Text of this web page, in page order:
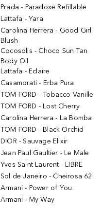
Prada - Paradoxe Refillable
Lattafa - Yara
Carolina Herrera - Good Girl
Blush
Cocosolis - Choco Sun Tan
Body Oil
Lattafa - Eclaire
Casamorati - Erba Pura
TOM FORD - Tobacco Vanille
TOM FORD - Lost Cherry
Carolina Herrera - La Bomba
TOM FORD - Black Orchid
DIOR - Sauvage Elixir
Jean Paul Gaultier - Le Male
Yves Saint Laurent - LIBRE
Sol de Janeiro - Cheirosa 62
Armani - Power of You
Armani - My Way